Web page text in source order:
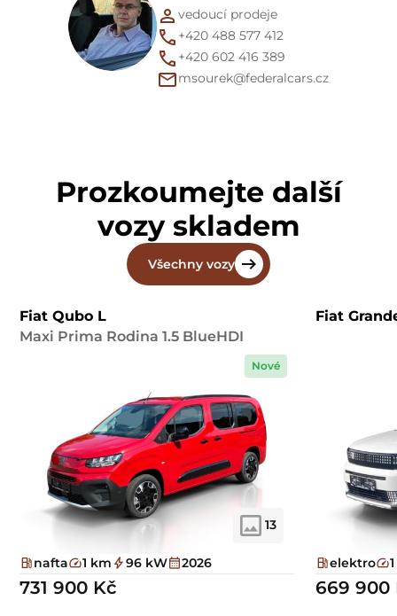
vedoucí prodeje
+420 488 577 412
+420 602 416 389
msourek@federalcars.cz
Prozkoumejte další
vozy skladem
Všechny vozy
Fiat Qubo L
Maxi Prima Rodina 1.5 BlueHDI
13
Nové
nafta 1 km 96 kW 2026
731 900 Kč
Fiat
elektro
669 900